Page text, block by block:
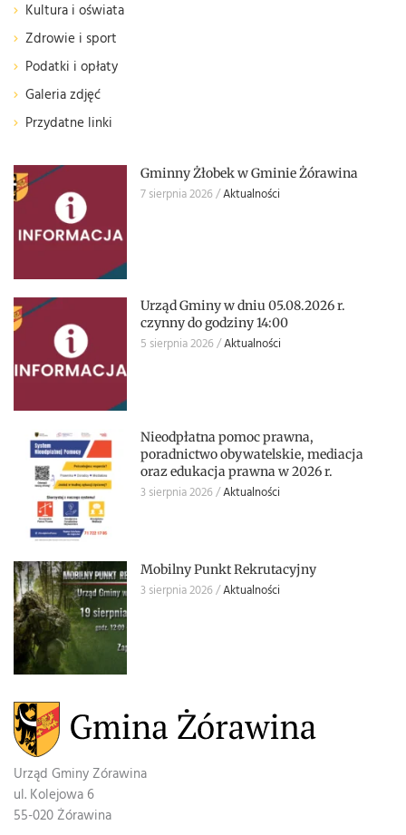
Kultura i oświata
Zdrowie i sport
Podatki i opłaty
Galeria zdjęć
Przydatne linki
Gminny Żłobek w Gminie Żórawina
7 sierpnia 2026 Aktualności
Urząd Gminy w dniu 05.08.2026 r.
czynny do godziny 14:00
5 sierpnia 2026 Aktualności
Nieodpłatna pomoc prawna,
poradnictwo obywatelskie, mediacja
oraz edukacja prawna w 2026 r.
3 sierpnia 2026 Aktualności
Mobilny Punkt Rekrutacyjny
3 sierpnia 2026 Aktualności
Urząd Gminy Zórawina
ul. Kolejowa 6
55-020 Żórawina